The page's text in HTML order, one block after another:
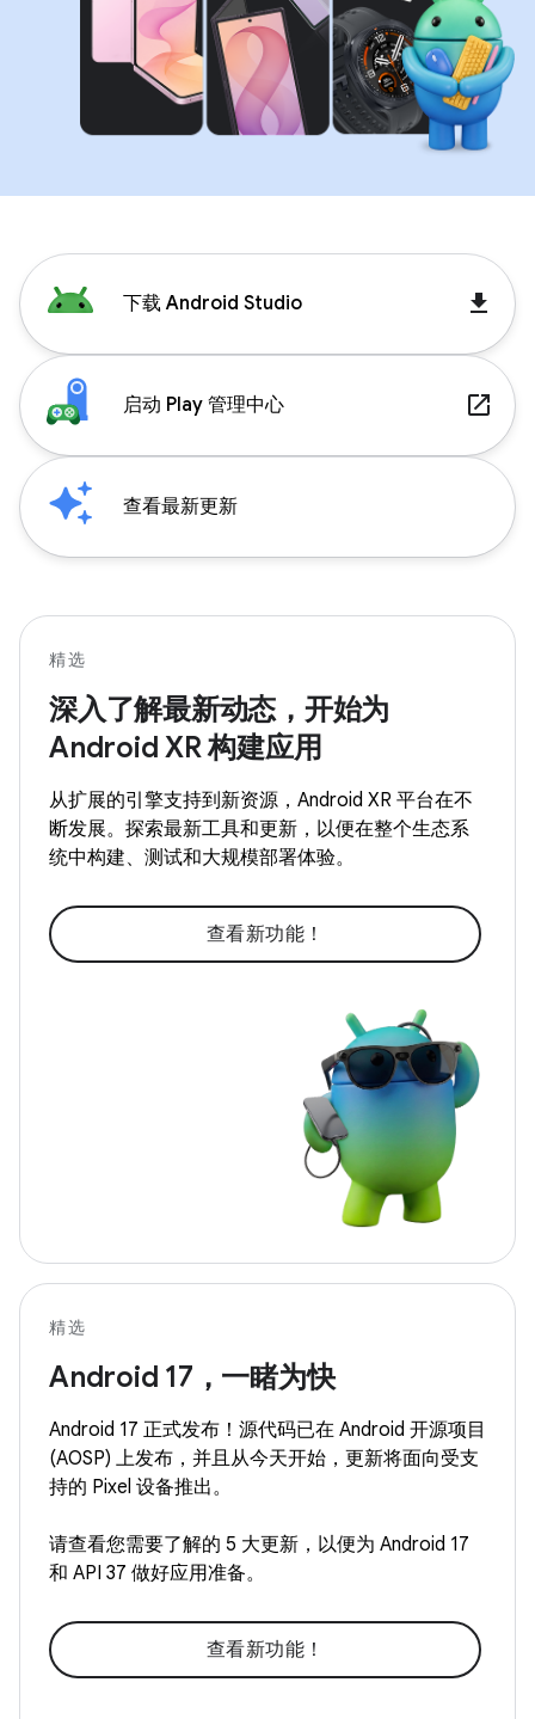
下载 Android Studio get_app
启动 Play 管理中心 launch
查看最新更新
精选
深入了解最新动态，开始为
Android XR 构建应用
从扩展的引擎支持到新资源，Android XR 平台在不
断发展。探索最新工具和更新，以便在整个生态系
统中构建、测试和大规模部署体验。
查看新功能！
精选
Android 17，一睹为快
Android 17 正式发布！源代码已在 Android 开源项目
(AOSP) 上发布，并且从今天开始，更新将面向受支
持的 Pixel 设备推出。
请查看您需要了解的 5 大更新，以便为 Android 17
和 API 37 做好应用准备。
查看新功能！